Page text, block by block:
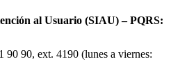
al Usuario (SIAU) – PQRS:
90, ext. 4190 (lunes a viernes: